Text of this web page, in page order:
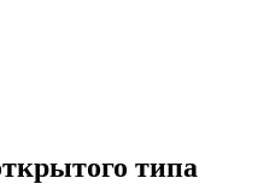
типа